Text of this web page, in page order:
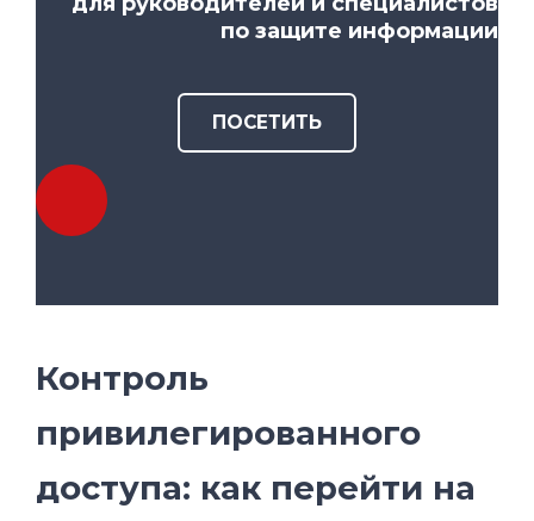
по защите информации
ПОСЕТИТЬ
Контроль
привилегированного
доступа: как перейти на